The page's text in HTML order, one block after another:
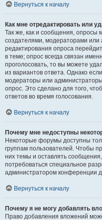
Вернуться к началу
Как мне отредактировать или
Так же, как и сообщения, опросы
создателями, модераторами или
редактирования опроса
в теме; опрос всегда связан
проголосовать, то вы можете
из вариантов ответа. Однако
модераторы или
опрос. Это сделано для того,
ответов во время голосования.
Вернуться к началу
Почему мне недоступны
Некоторые форумы доступны
группам пользователей. Чтобы
них темы и оставлять
потребоваться специальное
администратором конференции
Вернуться к началу
Почему я не могу добавлять
Право добавления вложений